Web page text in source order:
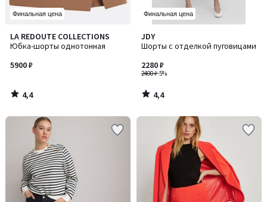
Финальная цена
LA REDOUTE COLLECTIONS
Юбка-шорты однотонная
5900 ₽
4,4
/ 5
4,4
/
Финальная цена
JDY
Шорты с отделкой пуговицами
2400 ₽-5%
2280 ₽
4,4
/ 5
4,4
/